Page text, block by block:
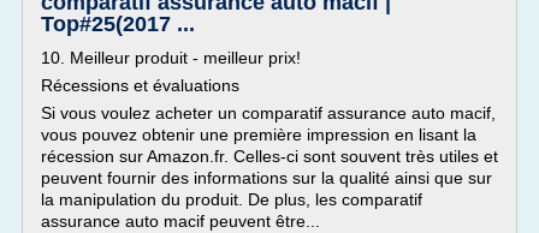
Top#25(2017 ...
10. Meilleur produit - meilleur prix!
Récessions et évaluations
Si vous voulez acheter un comparatif assurance auto macif,
vous pouvez obtenir une première impression en lisant la
récession sur Amazon.fr. Celles-ci sont souvent très utiles et
peuvent fournir des informations sur la qualité ainsi que sur
la manipulation du produit. De plus, les comparatif
assurance auto macif peuvent être...